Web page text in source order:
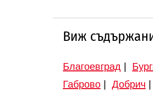
Виж
Благоевград
Габрово
Добрич